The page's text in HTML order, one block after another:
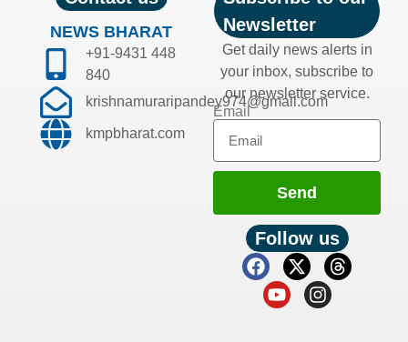
NEWS BHARAT
+91-9431 448
840
krishnamuraripandey974@gmail.com
kmpbharat.com
Newsletter
Get daily news alerts in
your inbox, subscribe to
our newsletter service.
Email
Send
Follow us